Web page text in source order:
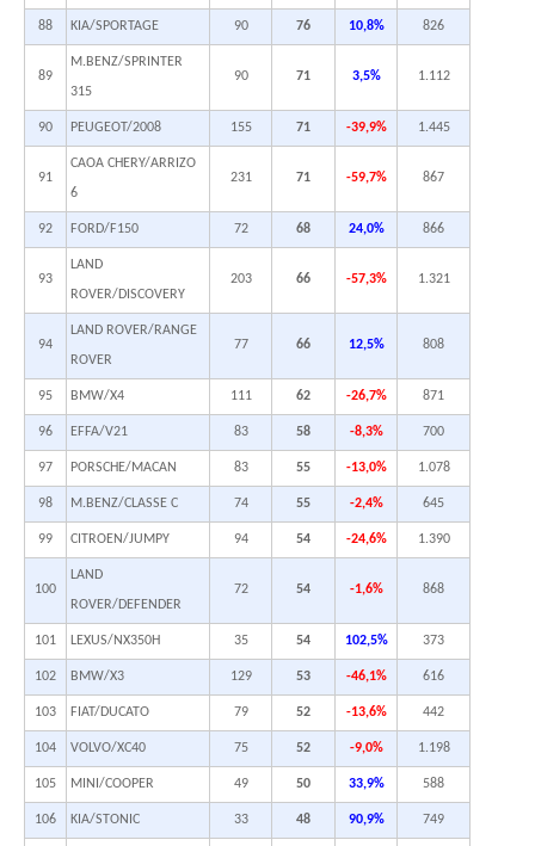
88 KIA/SPORTAGE 90 76 10,8% 826
89
M.BENZ/SPRINTER
315
90 71 3,5% 1.112
90 PEUGEOT/2008 155 71 -39,9% 1.445
91
CAOA CHERY/ARRIZO
6
231 71 -59,7% 867
92 FORD/F150 72 68 24,0% 866
93
LAND
ROVER/DISCOVERY
203 66 -57,3% 1.321
94
LAND ROVER/RANGE
ROVER
77 66 12,5% 808
95 BMW/X4 111 62 -26,7% 871
96 EFFA/V21 83 58 -8,3% 700
97 PORSCHE/MACAN 83 55 -13,0% 1.078
98 M.BENZ/CLASSE C 74 55 -2,4% 645
99 CITROEN/JUMPY 94 54 -24,6% 1.390
100
LAND
ROVER/DEFENDER
72 54 -1,6% 868
101 LEXUS/NX350H 35 54 102,5% 373
102 BMW/X3 129 53 -46,1% 616
103 FIAT/DUCATO 79 52 -13,6% 442
104 VOLVO/XC40 75 52 -9,0% 1.198
105 MINI/COOPER 49 50 33,9% 588
106 KIA/STONIC 33 48 90,9% 749